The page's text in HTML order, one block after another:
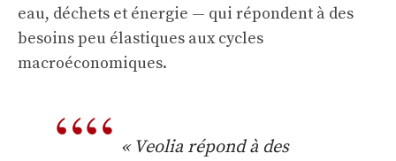
eau, déchets et énergie — qui répondent à des
besoins peu élastiques aux cycles
macroéconomiques.
« Veolia répond à des